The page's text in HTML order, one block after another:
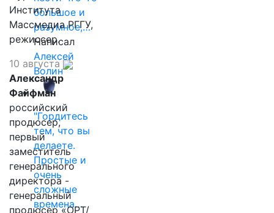
большое и
разумное,…
Написал
Алексей
Волин
"Гордитесь
тем, что вы
делаете.
Простые и
очень
сложные
времена…
Института
Массмедиа РГГУ,
режиссер.
10 августа
Александр
Файфман
российский
продюсер,
первый
заместитель
генерального
директора -
генеральный
продюсер «ОРТ/